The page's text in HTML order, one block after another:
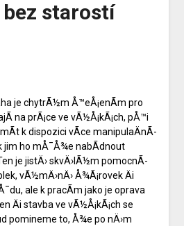
starostí
je chytrÃ½m Å™eÅ¡enÃ­m pro
na prÃ¡ce ve vÃ½Å¡kÃ¡ch, pÅ™i
k dispozici vÃ­ce manipulaÄnÃ­
jim ho mÅ¯Å¾e nabÃ­dnout
je jistÄ› skvÄ›lÃ½m pomocnÃ­
vÃ½mÄ›nÄ› Å¾Ã¡rovek Äi
ale k pracÃ­m jako je oprava
Äi stavba ve vÃ½Å¡kÃ¡ch se
pomineme to, Å¾e po nÄ›m